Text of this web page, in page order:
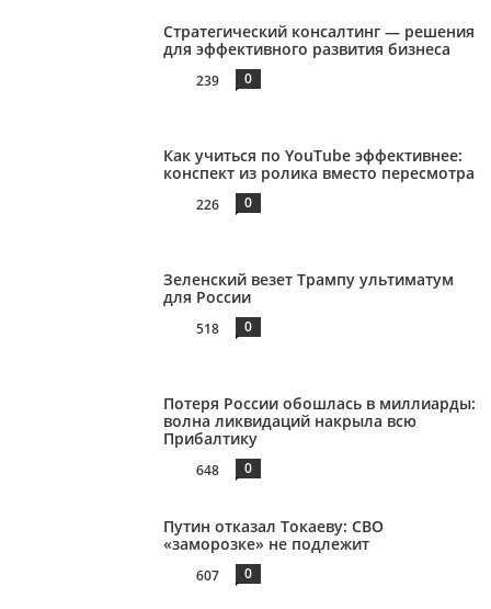
Стратегический консалтинг — решения
для эффективного развития бизнеса
239 0
Как учиться по YouTube эффективнее:
конспект из ролика вместо пересмотра
226 0
Зеленский везет Трампу ультиматум
для России
518 0
Потеря России обошлась в миллиарды:
волна ликвидаций накрыла всю
Прибалтику
648 0
Путин отказал Токаеву: СВО
«заморозке» не подлежит
607 0